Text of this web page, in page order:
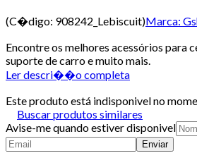
(C�digo: 908242_Lebiscuit)Marca:
Encontre os melhores acessórios para
suporte de carro e muito mais.
Ler descri��o completa
Este produto está indisponivel no
Buscar produtos similares
Avise-me quando estiver disponivel
Enviar